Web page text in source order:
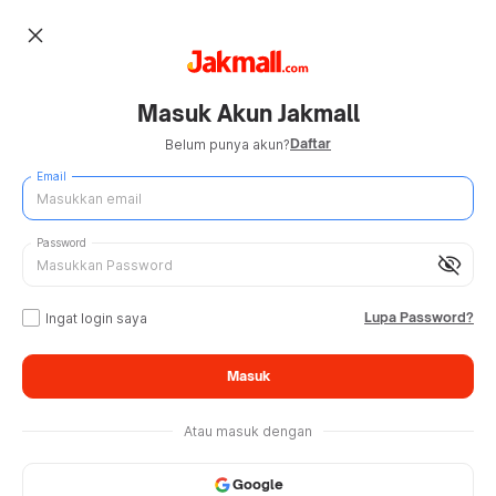
close
Masuk Akun Jakmall
Belum punya akun?Daftar
Email
visibility_off
Password
Ingat login saya Lupa Password?
Masuk
Atau masuk dengan
Google